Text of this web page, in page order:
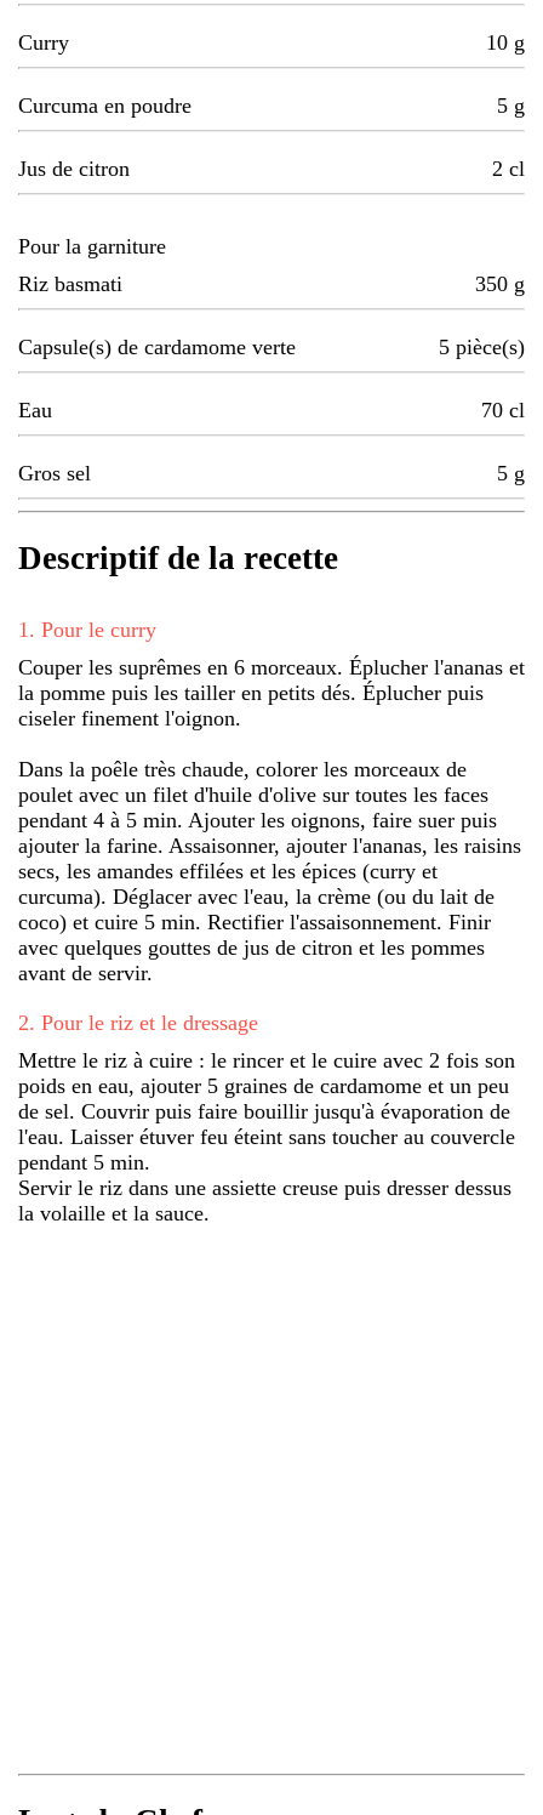
Curry 10 g
Curcuma en poudre 5 g
Jus de citron 2 cl
Pour la garniture
Riz basmati
350 g
Capsule(s) de cardamome verte 5 pièce(s)
Eau 70 cl
Gros sel 5 g
Descriptif de la recette
1 . Pour le curry
Couper les suprêmes en 6 morceaux. Éplucher l'ananas et
la pomme puis les tailler en petits dés. Éplucher puis
ciseler finement l'oignon.
Dans la poêle très chaude, colorer les morceaux de
poulet avec un filet d'huile d'olive sur toutes les faces
pendant 4 à 5 min. Ajouter les oignons, faire suer puis
ajouter la farine. Assaisonner, ajouter l'ananas, les raisins
secs, les amandes effilées et les épices (curry et
curcuma). Déglacer avec l'eau, la crème (ou du lait de
coco) et cuire 5 min. Rectifier l'assaisonnement. Finir
avec quelques gouttes de jus de citron et les pommes
avant de servir.
2. Pour le riz et le dressage
Mettre le riz à cuire : le rincer et le cuire avec 2 fois son
poids en eau, ajouter 5 graines de cardamome et un peu
de sel. Couvrir puis faire bouillir jusqu'à évaporation de
l'eau. Laisser étuver feu éteint sans toucher au couvercle
pendant 5 min.
Servir le riz dans une assiette creuse puis dresser dessus
la volaille et la sauce.